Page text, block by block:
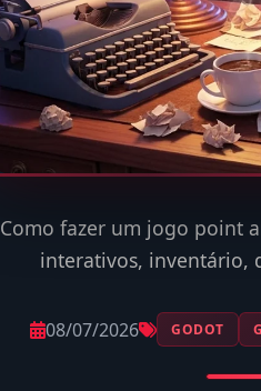
Como fazer um jogo point
interativos, inventário,
08/07/2026 GODOT